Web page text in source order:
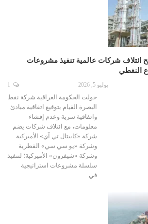
ائتلاف شركات عالمية تنفيذ مشروعات
النفطي
يوليو 5, 2026
خولت الحكومة العراقية شركة نفط
البصرة القيام بتوقيع اتفاقية مبادئ
واتفاقية سرية وعدم إفشاء
معلومات، مع ائتلاف شركات يضم
شركة «كابيتال تي آي» الأميركية
وشركة «يو سي سي» القطرية
وشركة «شيفرون» الأميركية؛ لتنفيذ
سلسلة مشروعات استراتيجية
في…